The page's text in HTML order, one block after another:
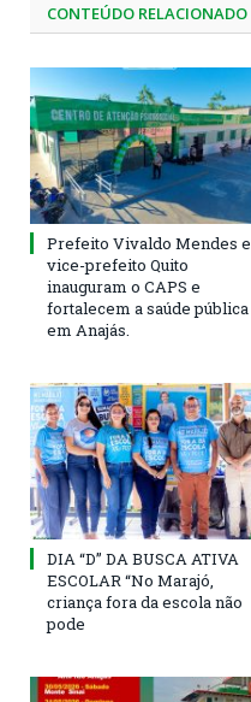
CONTEÚDO RELACIONADO
Prefeito Vivaldo Mendes e
vice-prefeito Quito
inauguram o CAPS e
fortalecem a saúde pública
em Anajás.
DIA “D” DA BUSCA ATIVA
ESCOLAR “No Marajó,
criança fora da escola não
pode